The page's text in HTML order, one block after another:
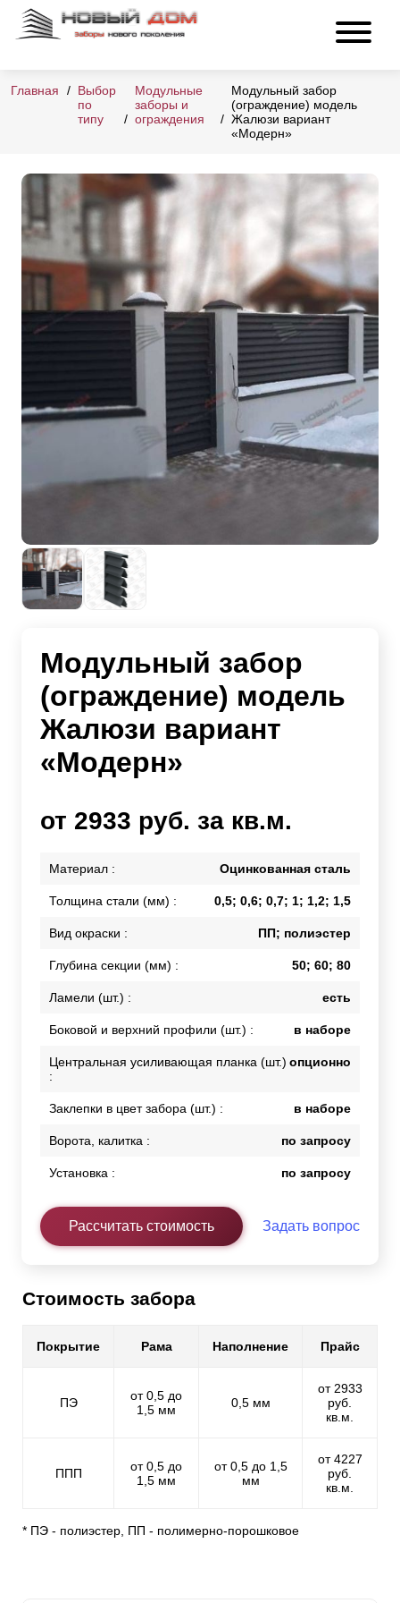
Главная
Выбор
по
типу
Модульные
заборы и
ограждения
Модульный забор
(ограждение) модель
Жалюзи вариант
«Модерн»
Модульный забор
(ограждение) модель
Жалюзи вариант
«Модерн»
от 2933 руб. за кв.м.
Материал : Оцинкованная сталь
Толщина стали (мм) : 0,5; 0,6; 0,7; 1; 1,2; 1,5
Вид окраски : ПП; полиэстер
Глубина секции (мм) : 50; 60; 80
Ламели (шт.) : есть
Боковой и верхний профили (шт.) : в наборе
Центральная усиливающая планка (шт.)
:
опционно
Заклепки в цвет забора (шт.) : в наборе
Ворота, калитка : по запросу
Установка : по запросу
Рассчитать стоимость Задать вопрос
Стоимость забора
Покрытие Рама Наполнение Прайс
ПЭ
от 0,5 до
1,5 мм
0,5 мм
от 2933
руб.
кв.м.
ППП
от 0,5 до
1,5 мм
от 0,5 до 1,5
мм
от 4227
руб.
кв.м.
* ПЭ - полиэстер, ПП - полимерно-порошковое